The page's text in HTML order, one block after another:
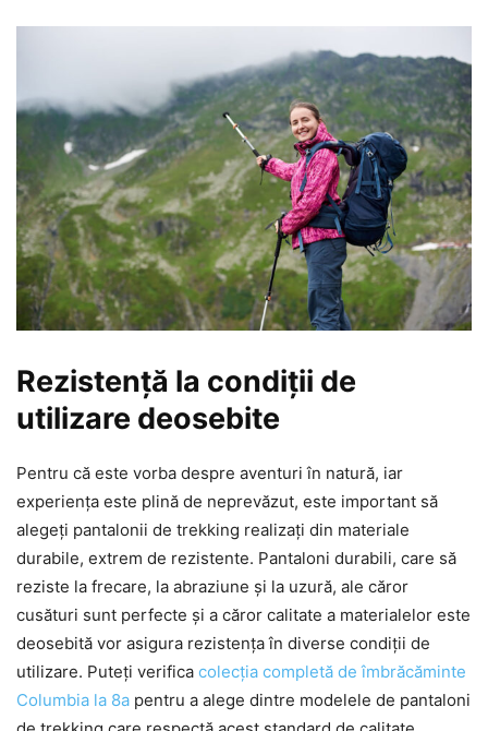
Rezistență la condiții de
utilizare deosebite
Pentru că este vorba despre aventuri în natură, iar
experiența este plină de neprevăzut, este important să
alegeți pantalonii de trekking realizați din materiale
durabile, extrem de rezistente. Pantaloni durabili, care să
reziste la frecare, la abraziune și la uzură, ale căror
cusături sunt perfecte și a căror calitate a materialelor este
deosebită vor asigura rezistența în diverse condiții de
utilizare. Puteți verifica colecția completă de îmbrăcăminte
Columbia la 8a pentru a alege dintre modelele de pantaloni